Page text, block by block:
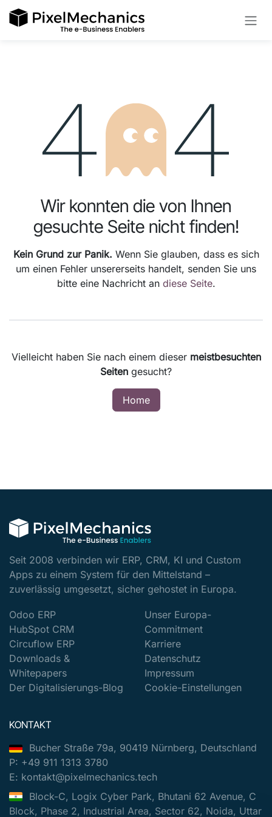
Zum Inhalt springen
Fehler 404
Wir konnten die von Ihnen
gesuchte Seite nicht finden!
Kein Grund zur Panik. Wenn Sie glauben, dass es sich
um einen Fehler unsererseits handelt, senden Sie uns
bitte eine Nachricht an diese Seite.
Vielleicht haben Sie nach einem dieser meistbesuchten
Seiten gesucht?
Home
Seit 2008 verbinden wir ERP, CRM, KI und Custom
Apps zu einem System für den Mittelstand –
zuverlässig umgesetzt, sicher gehostet in Europa.
Odoo ERP
HubSpot CRM
Circuflow ERP
Downloads &
Whitepapers
Der Digitalisierungs-Blog
Unser Europa-
Commitment
Karriere
Datenschutz
Impressum
Cookie-Einstellungen
KONTAKT
Bucher Straße 79a, 90419 Nürnberg, Deutschland
P: +49 911 1313 3780
E: kontakt@pixelmechanics.tech
Block-C, Logix Cyber Park, Bhutani 62 Avenue, C
Block, Phase 2, Industrial Area, Sector 62, Noida, Uttar